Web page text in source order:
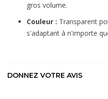
gros volume.
Couleur : Transparent
s'adaptant à n'importe
DONNEZ VOTRE AVIS